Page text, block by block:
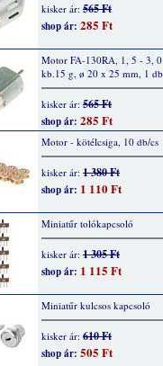
kisker ár: 565 Ft
shop ár: 285 Ft
Motor FA-130RA, 1, 5 - 3,
kb.15 g, ø 20 x 25 mm, 1 db
kisker ár: 565 Ft
shop ár: 285 Ft
Motor - kötélcsiga, 10 db/cs
kisker ár: 1 380 Ft
shop ár: 1 110 Ft
Miniatűr tolókapcsoló
kisker ár: 1 305 Ft
shop ár: 1 115 Ft
Miniatűr kulcsos kapcsoló
kisker ár: 610 Ft
shop ár: 505 Ft